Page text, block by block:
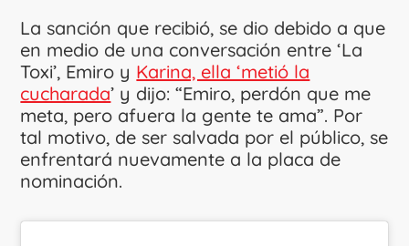
La sanción que recibió, se dio debido a que
en medio de una conversación entre ‘La
Toxi’, Emiro y Karina, ella ‘metió la
cucharada’ y dijo: “Emiro, perdón que me
meta, pero afuera la gente te ama”. Por
tal motivo, de ser salvada por el público, se
enfrentará nuevamente a la placa de
nominación.